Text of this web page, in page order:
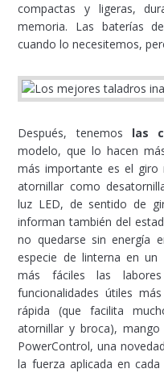
compactas y ligeras,
memoria. Las baterías
cuando lo necesitemos,
Después, tenemos las
modelo, que lo hacen
más importante es el giro
atornillar como
luz LED, de sentido de
informan también del
no quedarse sin energía
especie de linterna en
más fáciles las
funcionalidades útiles
rápida (que facilita
atornillar y broca),
PowerControl, una
la fuerza aplicada en